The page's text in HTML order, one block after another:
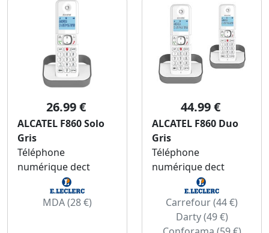
26.99 €
ALCATEL F860 Solo
Gris
Téléphone
numérique dect
MDA (28 €)
44.99 €
ALCATEL F860 Duo
Gris
Téléphone
numérique dect
Carrefour (44 €)
Darty (49 €)